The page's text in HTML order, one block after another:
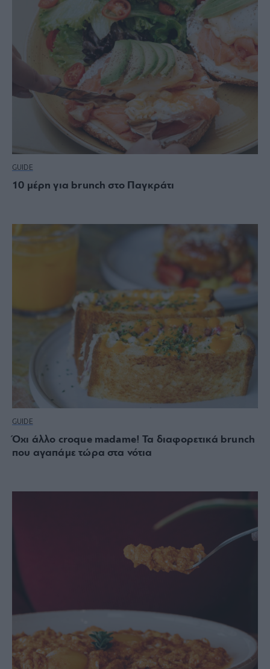
GUIDE
10 μέρη για brunch στο Παγκράτι
GUIDE
Όχι άλλο croque madame! Τα διαφορετικά brunch
που αγαπάμε τώρα στα νότια